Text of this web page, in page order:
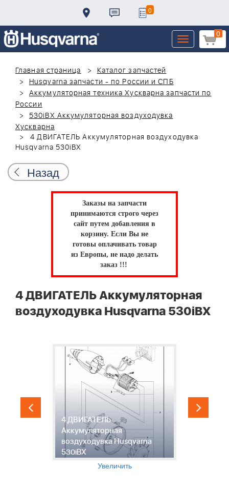
0
0
Toggle
navigation
Главная страница
Каталог запчастей
Husqvarna запчасти - по России и СПБ
Аккумуляторная техника Хускварна запчасти по
России
530iBX Аккумуляторная воздуходувка
Хускварна
4 ДВИГАТЕЛЬ Аккумуляторная воздуходувка
Husqvarna 530iBX
Назад
Заказы на запчасти
принимаются строго через
сайт путем добавления в
корзину. Если Вы не
готовы оплачивать товар
из Европы, не надо делать
заказ !!!
4 ДВИГАТЕЛЬ Аккумуляторная
воздуходувка Husqvarna 530iBX
4 ДВИГАТЕЛЬ
Аккумуляторная
воздуходувка Husqvarna
530iBX
Увеличить